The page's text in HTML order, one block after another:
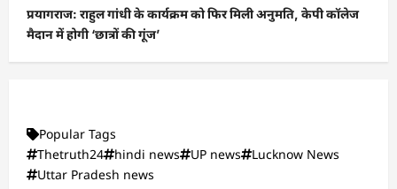
प्रयागराज: राहुल गांधी के कार्यक्रम को फिर मिली अनुमति, केपी कॉलेज
मैदान में होगी ‘छात्रों की गूंज’
Popular Tags
Thetruth24
hindi news UP news
Lucknow News
Uttar Pradesh news